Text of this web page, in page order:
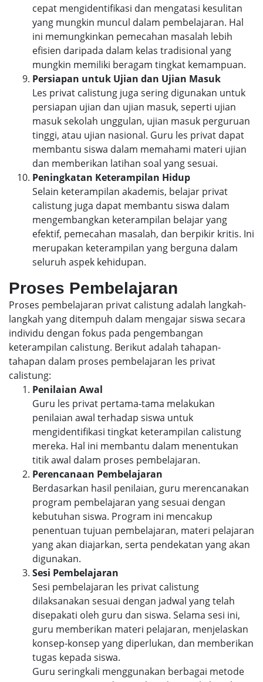
cepat mengidentifikasi dan mengatasi kesulitan
yang mungkin muncul dalam pembelajaran. Hal
ini memungkinkan pemecahan masalah lebih
efisien daripada dalam kelas tradisional yang
mungkin memiliki beragam tingkat kemampuan.
Persiapan untuk Ujian dan Ujian Masuk
Les privat calistung juga sering digunakan untuk
persiapan ujian dan ujian masuk, seperti ujian
masuk sekolah unggulan, ujian masuk perguruan
tinggi, atau ujian nasional. Guru les privat dapat
membantu siswa dalam memahami materi ujian
dan memberikan latihan soal yang sesuai.
Peningkatan Keterampilan Hidup
Selain keterampilan akademis, belajar privat
calistung juga dapat membantu siswa dalam
mengembangkan keterampilan belajar yang
efektif, pemecahan masalah, dan berpikir kritis. Ini
merupakan keterampilan yang berguna dalam
seluruh aspek kehidupan.
Proses Pembelajaran
Proses pembelajaran privat calistung adalah langkah-
langkah yang ditempuh dalam mengajar siswa secara
individu dengan fokus pada pengembangan
keterampilan calistung. Berikut adalah tahapan-
tahapan dalam proses pembelajaran les privat
calistung:
Penilaian Awal
Guru les privat pertama-tama melakukan
penilaian awal terhadap siswa untuk
mengidentifikasi tingkat keterampilan calistung
mereka. Hal ini membantu dalam menentukan
titik awal dalam proses pembelajaran.
Perencanaan Pembelajaran
Berdasarkan hasil penilaian, guru merencanakan
program pembelajaran yang sesuai dengan
kebutuhan siswa. Program ini mencakup
penentuan tujuan pembelajaran, materi pelajaran
yang akan diajarkan, serta pendekatan yang akan
digunakan.
Sesi Pembelajaran
Sesi pembelajaran les privat calistung
dilaksanakan sesuai dengan jadwal yang telah
disepakati oleh guru dan siswa. Selama sesi ini,
guru memberikan materi pelajaran, menjelaskan
konsep-konsep yang diperlukan, dan memberikan
tugas kepada siswa.
Guru seringkali menggunakan berbagai metode